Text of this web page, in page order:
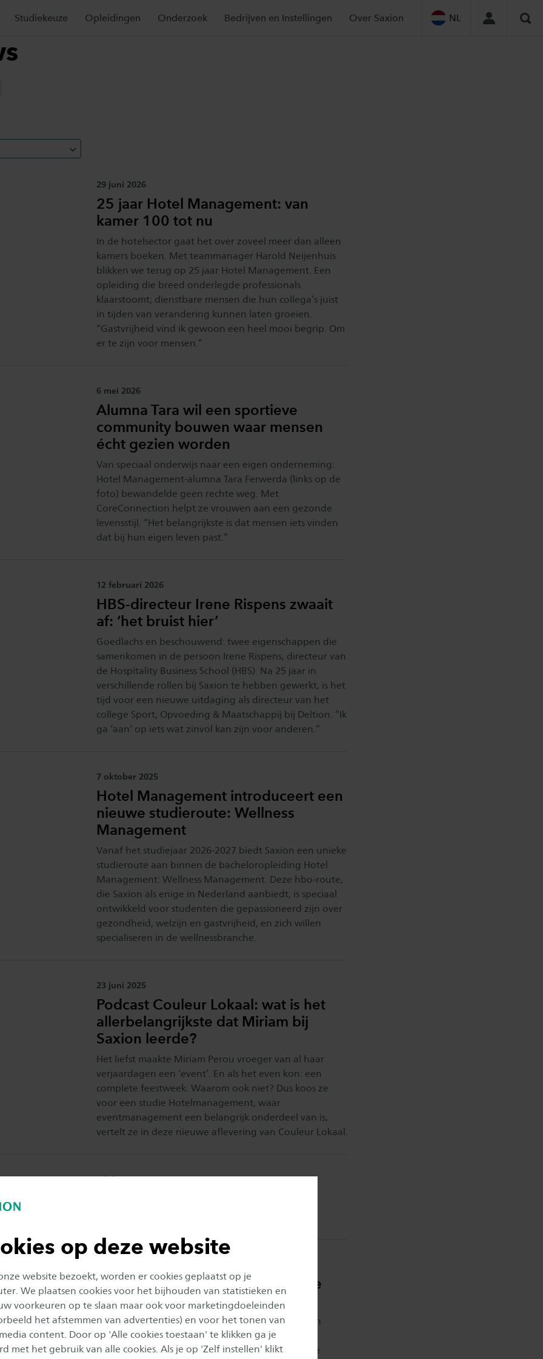
op deze website
website bezoekt, worden er cookies geplaatst op je
We plaatsen cookies voor het bijhouden van statistieken en
voorkeuren op te slaan maar ook voor marketingdoeleinden
het afstemmen van advertenties) en voor het tonen van
content. Door op 'Alle cookies toestaan' te klikken ga je
met het gebruik van alle cookies. Als je op 'Zelf instellen' klikt
Studiekeuze Opleidingen Onderzoek Bedrijven en Instellingen Over Saxion NL
Publicatiedatum:
29 juni 2026
25 jaar Hotel Management: van
kamer 100 tot nu
In de hotelsector gaat het over zoveel meer dan alleen
kamers boeken. Met teammanager Harold Neijenhuis
blikken we terug op 25 jaar Hotel Management. Een
opleiding die breed onderlegde professionals
klaarstoomt; dienstbare mensen die hun collega’s juist
in tijden van verandering kunnen laten groeien.
“Gastvrijheid vind ik gewoon een heel mooi begrip. Om
er te zijn voor mensen.”
Publicatiedatum:
6 mei 2026
Alumna Tara wil een sportieve
community bouwen waar mensen
écht gezien worden
Van speciaal onderwijs naar een eigen onderneming:
Hotel Management-alumna Tara Ferwerda (links op de
foto) bewandelde geen rechte weg. Met
CoreConnection helpt ze vrouwen aan een gezonde
levensstijl. “Het belangrijkste is dat mensen iets vinden
dat bij hun eigen leven past.”
Publicatiedatum:
12 februari 2026
HBS-directeur Irene Rispens zwaait
af: ‘het bruist hier’
Goedlachs en beschouwend: twee eigenschappen die
samenkomen in de persoon Irene Rispens, directeur van
de Hospitality Business School (HBS). Na 25 jaar in
verschillende rollen bij Saxion te hebben gewerkt, is het
tijd voor een nieuwe uitdaging als directeur van het
college Sport, Opvoeding & Maatschappij bij Deltion. “Ik
ga ‘aan’ op iets wat zinvol kan zijn voor anderen.”
Publicatiedatum:
7 oktober 2025
Hotel Management introduceert een
nieuwe studieroute: Wellness
Management
Vanaf het studiejaar 2026-2027 biedt Saxion een unieke
studieroute aan binnen de bacheloropleiding Hotel
Management: Wellness Management. Deze hbo-route,
die Saxion als enige in Nederland aanbiedt, is speciaal
ontwikkeld voor studenten die gepassioneerd zijn over
gezondheid, welzijn en gastvrijheid, en zich willen
specialiseren in de wellnessbranche.
Publicatiedatum:
23 juni 2025
Podcast Couleur Lokaal: wat is het
allerbelangrijkste dat Miriam bij
Saxion leerde?
Het liefst maakte Miriam Perou vroeger van al haar
verjaardagen een ‘event’. En als het even kon: een
complete feestweek. Waarom ook niet? Dus koos ze
voor een studie Hotelmanagement, waar
eventmanagement een belangrijk onderdeel van is,
vertelt ze in deze nieuwe aflevering van Couleur Lokaal.
Publicatiedatum:
6 februari 2025
Uniek wellness-programma bij de
opleiding Hotel Management
Ben jij gepassioneerd over gezondheid, welzijn en
gastvrijheid? Dan is de wereld van
wellnessmanagement jouw ideale carrièrepad! De